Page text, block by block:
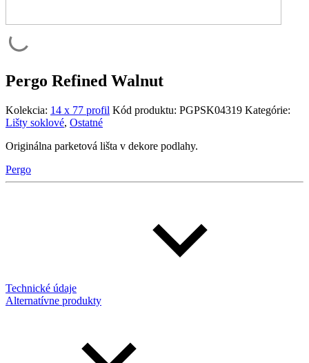
Pergo Refined Walnut
Kolekcia: 14 x 77 profil Kód produktu: PGPSK04319 Kategórie:
Lišty soklové, Ostatné
Originálna parketová lišta v dekore podlahy.
Pergo
Technické údaje
Alternatívne produkty